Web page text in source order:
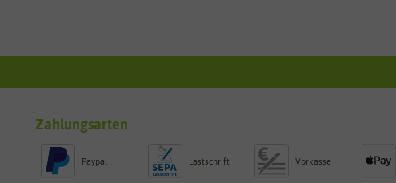
Zahlungsarten
Paypal Lastschrift Vorkasse